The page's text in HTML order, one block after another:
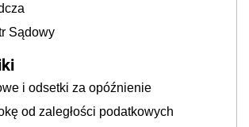
Sądowy
i odsetki za opóźnienie
od zaległości podatkowych